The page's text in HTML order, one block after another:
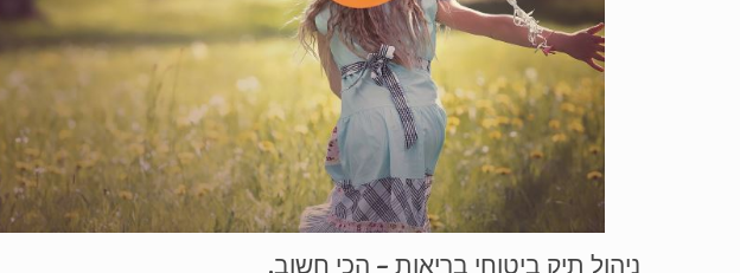
ניהול תיק ביטוחי בריאות – הכי חשוב.